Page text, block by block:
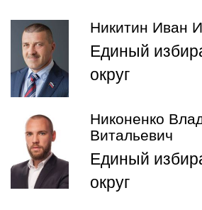
Никитин Иван
Единый
округ
Никоненко
Витальевич
Единый
округ